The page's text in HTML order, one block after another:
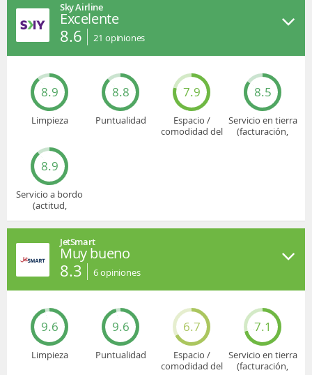
Sky Airline
Excelente
8.6 21 opiniones
8.9
Limpieza
8.8
Puntualidad
7.9
Espacio /
comodidad del
8.5
Servicio en tierra
(facturación,
8.9
Servicio a bordo
(actitud,
JetSmart
Muy bueno
8.3 6opiniones
9.6
Limpieza
9.6
Puntualidad
6.7
Espacio /
comodidad del
7.1
Servicio en tierra
(facturación,